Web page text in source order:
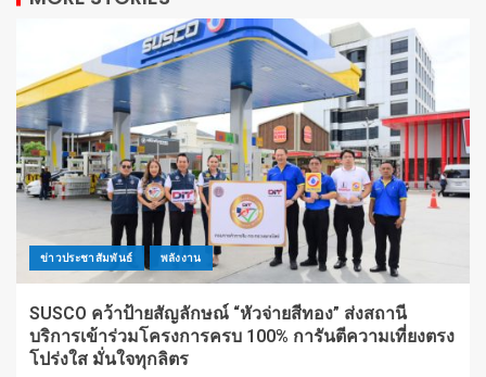
ข่าวประชาสัมพันธ์ พลังงาน
SUSCO คว้าป้ายสัญลักษณ์ “หัวจ่ายสีทอง” ส่งสถานี
บริการเข้าร่วมโครงการครบ 100% การันตีความเที่ยงตรง
โปร่งใส มั่นใจทุกลิตร